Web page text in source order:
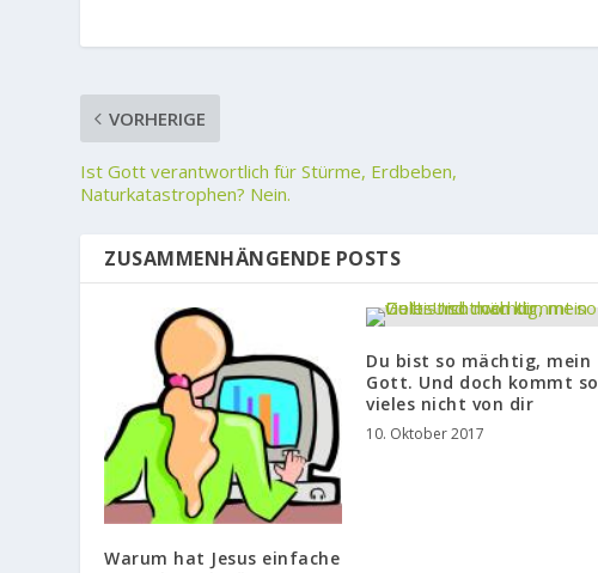
VORHERIGE
Ist Gott verantwortlich für Stürme, Erdbeben,
Naturkatastrophen? Nein.
ZUSAMMENHÄNGENDE POSTS
Warum hat Jesus einfache
Du bist so mächtig, mein
Gott. Und doch kommt so
vieles nicht von dir
10. Oktober 2017